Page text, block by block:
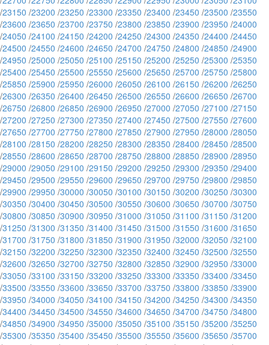
/23150 /23200 /23250 /23300 /23350 /23400 /23450 /23500 /23550
/23600 /23650 /23700 /23750 /23800 /23850 /23900 /23950 /24000
/24050 /24100 /24150 /24200 /24250 /24300 /24350 /24400 /24450
/24500 /24550 /24600 /24650 /24700 /24750 /24800 /24850 /24900
/24950 /25000 /25050 /25100 /25150 /25200 /25250 /25300 /25350
/25400 /25450 /25500 /25550 /25600 /25650 /25700 /25750 /25800
/25850 /25900 /25950 /26000 /26050 /26100 /26150 /26200 /26250
/26300 /26350 /26400 /26450 /26500 /26550 /26600 /26650 /26700
/26750 /26800 /26850 /26900 /26950 /27000 /27050 /27100 /27150
/27200 /27250 /27300 /27350 /27400 /27450 /27500 /27550 /27600
/27650 /27700 /27750 /27800 /27850 /27900 /27950 /28000 /28050
/28100 /28150 /28200 /28250 /28300 /28350 /28400 /28450 /28500
/28550 /28600 /28650 /28700 /28750 /28800 /28850 /28900 /28950
/29000 /29050 /29100 /29150 /29200 /29250 /29300 /29350 /29400
/29450 /29500 /29550 /29600 /29650 /29700 /29750 /29800 /29850
/29900 /29950 /30000 /30050 /30100 /30150 /30200 /30250 /30300
/30350 /30400 /30450 /30500 /30550 /30600 /30650 /30700 /30750
/30800 /30850 /30900 /30950 /31000 /31050 /31100 /31150 /31200
/31250 /31300 /31350 /31400 /31450 /31500 /31550 /31600 /31650
/31700 /31750 /31800 /31850 /31900 /31950 /32000 /32050 /32100
/32150 /32200 /32250 /32300 /32350 /32400 /32450 /32500 /32550
/32600 /32650 /32700 /32750 /32800 /32850 /32900 /32950 /33000
/33050 /33100 /33150 /33200 /33250 /33300 /33350 /33400 /33450
/33500 /33550 /33600 /33650 /33700 /33750 /33800 /33850 /33900
/33950 /34000 /34050 /34100 /34150 /34200 /34250 /34300 /34350
/34400 /34450 /34500 /34550 /34600 /34650 /34700 /34750 /34800
/34850 /34900 /34950 /35000 /35050 /35100 /35150 /35200 /35250
/35300 /35350 /35400 /35450 /35500 /35550 /35600 /35650 /35700